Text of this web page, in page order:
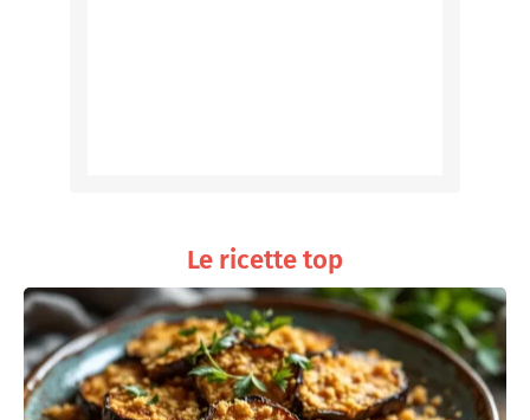
Le ricette top